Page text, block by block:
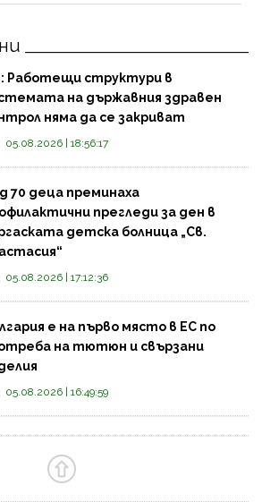
Работещи структури в
на държавния здравен
няма да се закриват
05.08.2026 | 18:56:17
70 деца преминаха
прегледи за ден в
детска болница „Св.
05.08.2026 | 17:12:36
е на първо място в ЕС по
на тютюн и свързани
05.08.2026 | 16:49:59